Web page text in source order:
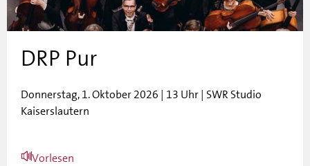
DRP Pur
Donnerstag, 1. Oktober 2026 | 13 Uhr | SWR Studio
Kaiserslautern
Vorlesen